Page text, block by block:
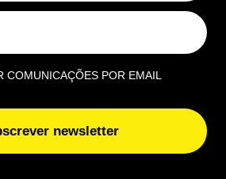
COMUNICAÇÕES POR EMAIL
newsletter